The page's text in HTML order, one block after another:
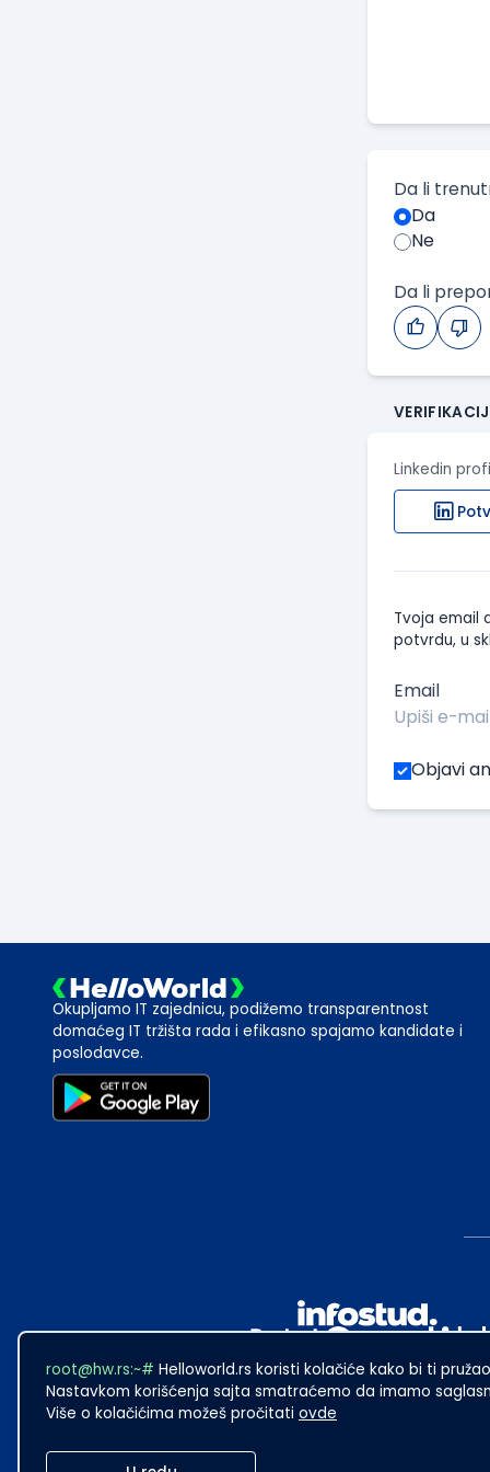
Da li
Da
Ne
Da li
Linkedin
Tvoja email
potvrdu, u
Email
Objavi
root@hw.rs:~# Helloworld.rs koristi kolačiće kako bi ti
Nastavkom korišćenja sajta smatraćemo da imamo
Više o kolačićima možeš pročitati ovde
Okupljamo IT zajednicu, podižemo transparentnost
domaćeg IT tržišta rada i efikasno spajamo kandidate i
poslodavce.